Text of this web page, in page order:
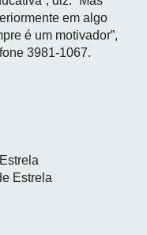
em algo
é um motivador”,
3981-1067.
Estrela